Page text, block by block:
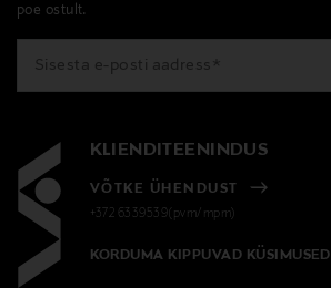
poe ostult.
KLIENDITEENINDUS
VÕTKE ÜHENDUST
+372 6339539(pvm/mpm)
KORDUMA KIPPUVAD KÜSIMUSED